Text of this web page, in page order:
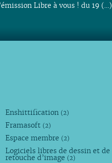
Libre à vous ! du 19 (…)
Enshittification (2)
Framasoft (2)
Espace membre (2)
Logiciels libres de dessin et de
retouche d’image (2)